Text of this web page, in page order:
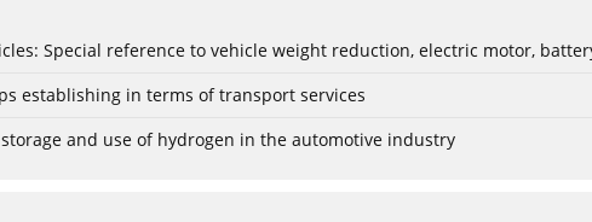
Special reference to vehicle weight reduction, electric motor,
establishing in terms of transport services
and use of hydrogen in the automotive industry